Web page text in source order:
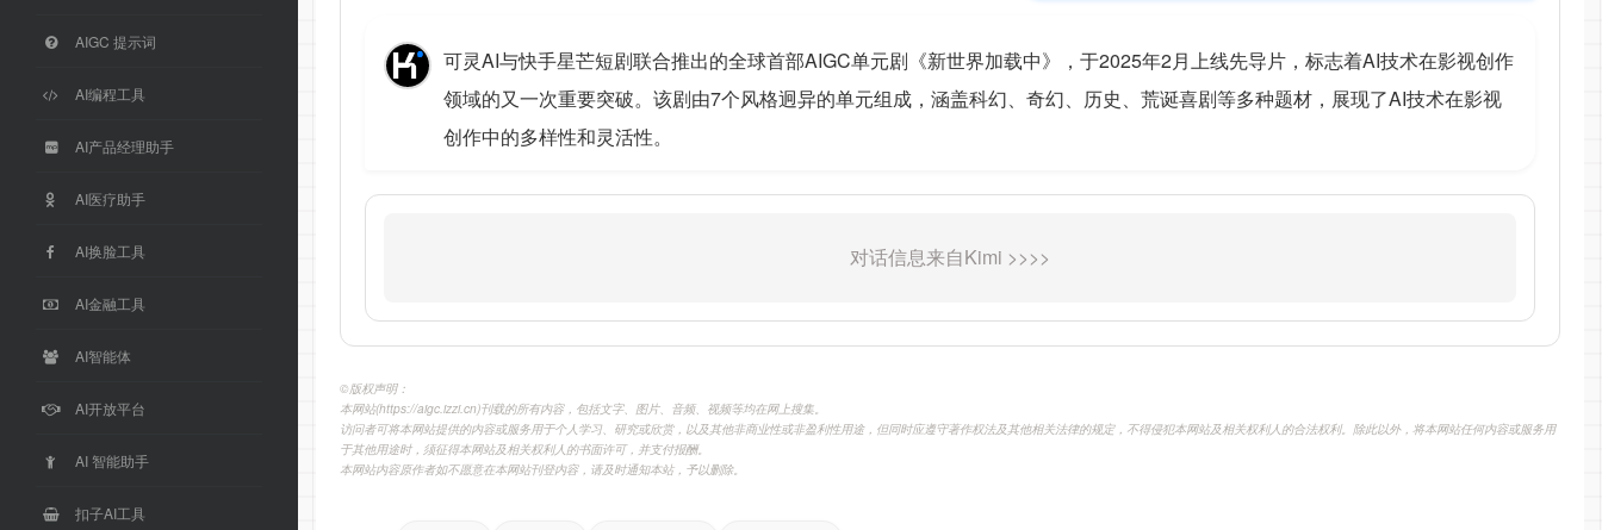
AIGC 提示词
AI编程工具
AI产品经理助手
AI医疗助手
AI换脸工具
AI金融工具
AI智能体
AI开放平台
AI 智能助手
扣子AI工具
可灵AI与快手星芒短剧联合推出的全球首部AIGC单元剧《新世界加载中》，于2025年2月上线先导片，标志着AI技术在影视创作
领域的又一次重要突破。该剧由7个风格迥异的单元组成，涵盖科幻、奇幻、历史、荒诞喜剧等多种题材，展现了AI技术在影视
创作中的多样性和灵活性。
©️版权声明：
本网站(https://aigc.izzi.cn)刊载的所有内容，包括文字、图片、音频、视频等均在网上搜集。
访问者可将本网站提供的内容或服务用于个人学习、研究或欣赏，以及其他非商业性或非盈利性用途，但同时应遵守著作权法及其他相关法律的规定，不得侵犯本网站及相关权利人的合法权利。除此以外，将本网站任何内容或服务用
于其他用途时，须征得本网站及相关权利人的书面许可，并支付报酬。
本网站内容原作者如不愿意在本网站刊登内容，请及时通知本站，予以删除。